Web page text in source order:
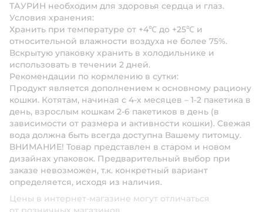
ТАУРИН необходим для здоровья сердца и глаз.
Условия хранения:
Хранить при температуре от +4℃ до +25℃ и
относительной влажности воздуха не более 75%.
Вскрытую упаковку хранить в холодильнике и
использовать в течении 2 дней.
Рекомендации по кормлению в сутки:
Продукт является дополнением к основному рациону
кошки. Котятам, начиная с 4-х месяцев – 1-2 пакетика в
день, взрослым кошкам 2-6 пакетиков в день (в
зависимости от размера и активности кошки). Свежая
вода должна быть всегда доступна Вашему питомцу.
ВНИМАНИЕ! Товар представлен в старом и новом
дизайнах упаковок. Предварительный выбор при
заказе невозможен, т.к. конкретный вариант
определяется, исходя из наличия.
Цены в интернет-магазине могут отличаться